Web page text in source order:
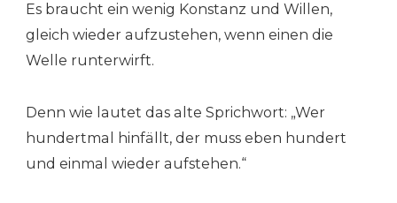
Es braucht ein wenig Konstanz und Willen,
gleich wieder aufzustehen, wenn einen die
Welle runterwirft.
Denn wie lautet das alte Sprichwort: „Wer
hundertmal hinfällt, der muss eben hundert
und einmal wieder aufstehen.“